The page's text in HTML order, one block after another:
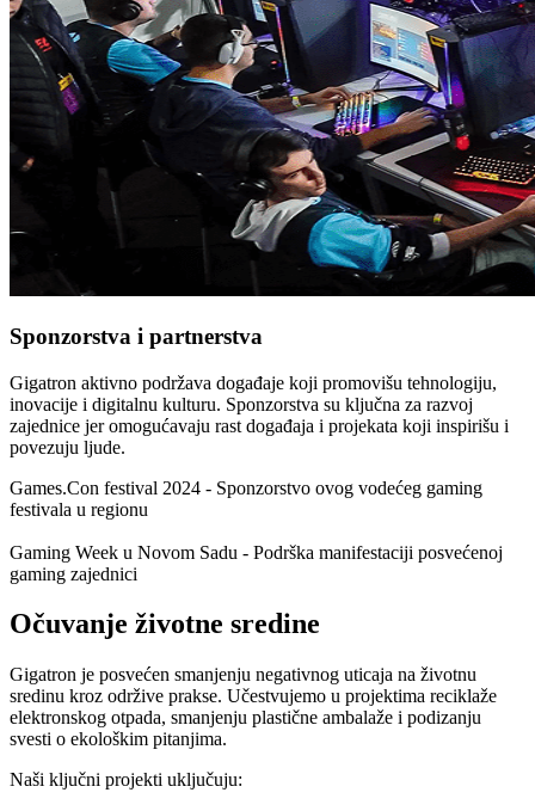
Sponzorstva i partnerstva
Gigatron aktivno podržava događaje koji promovišu tehnologiju,
inovacije i digitalnu kulturu. Sponzorstva su ključna za razvoj
zajednice jer omogućavaju rast događaja i projekata koji inspirišu i
povezuju ljude.
Games.Con festival 2024 - Sponzorstvo ovog vodećeg gaming
festivala u regionu
Gaming Week u Novom Sadu - Podrška manifestaciji posvećenoj
gaming zajednici
Očuvanje životne sredine
Gigatron je posvećen smanjenju negativnog uticaja na životnu
sredinu kroz održive prakse. Učestvujemo u projektima reciklaže
elektronskog otpada, smanjenju plastične ambalaže i podizanju
svesti o ekološkim pitanjima.
Naši ključni projekti uključuju: